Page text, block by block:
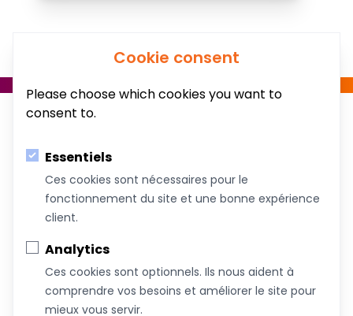
Au service du bien-être de votre famille!
Coachs &
Intervenants
ateliers et
formations
Cookie consent
Please choose which cookies you want to
consent to.
Essentiels
Ces cookies sont nécessaires pour le
fonctionnement du site et une bonne expérience
client.
Analytics
Ces cookies sont optionnels. Ils nous aident à
comprendre vos besoins et améliorer le site pour
mieux vous servir.